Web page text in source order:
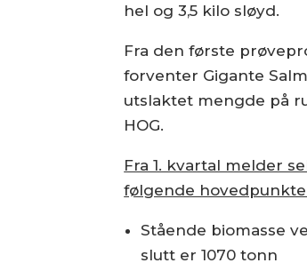
hel og 3,5 kilo sløyd.
Fra den første
forventer Gigante
utslaktet mengde på
HOG.
Fra 1. kvartal melder
følgende
Stående biomasse
slutt er 1070 tonn